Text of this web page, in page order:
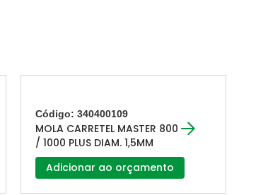
Código: 340400109
MOLA CARRETEL MASTER 800
/ 1000 PLUS DIAM. 1,5MM
Adicionar ao orçamento